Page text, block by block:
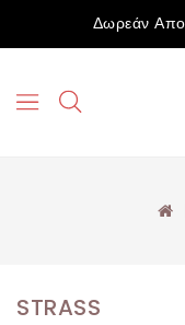
Δωρεάν
STRASS